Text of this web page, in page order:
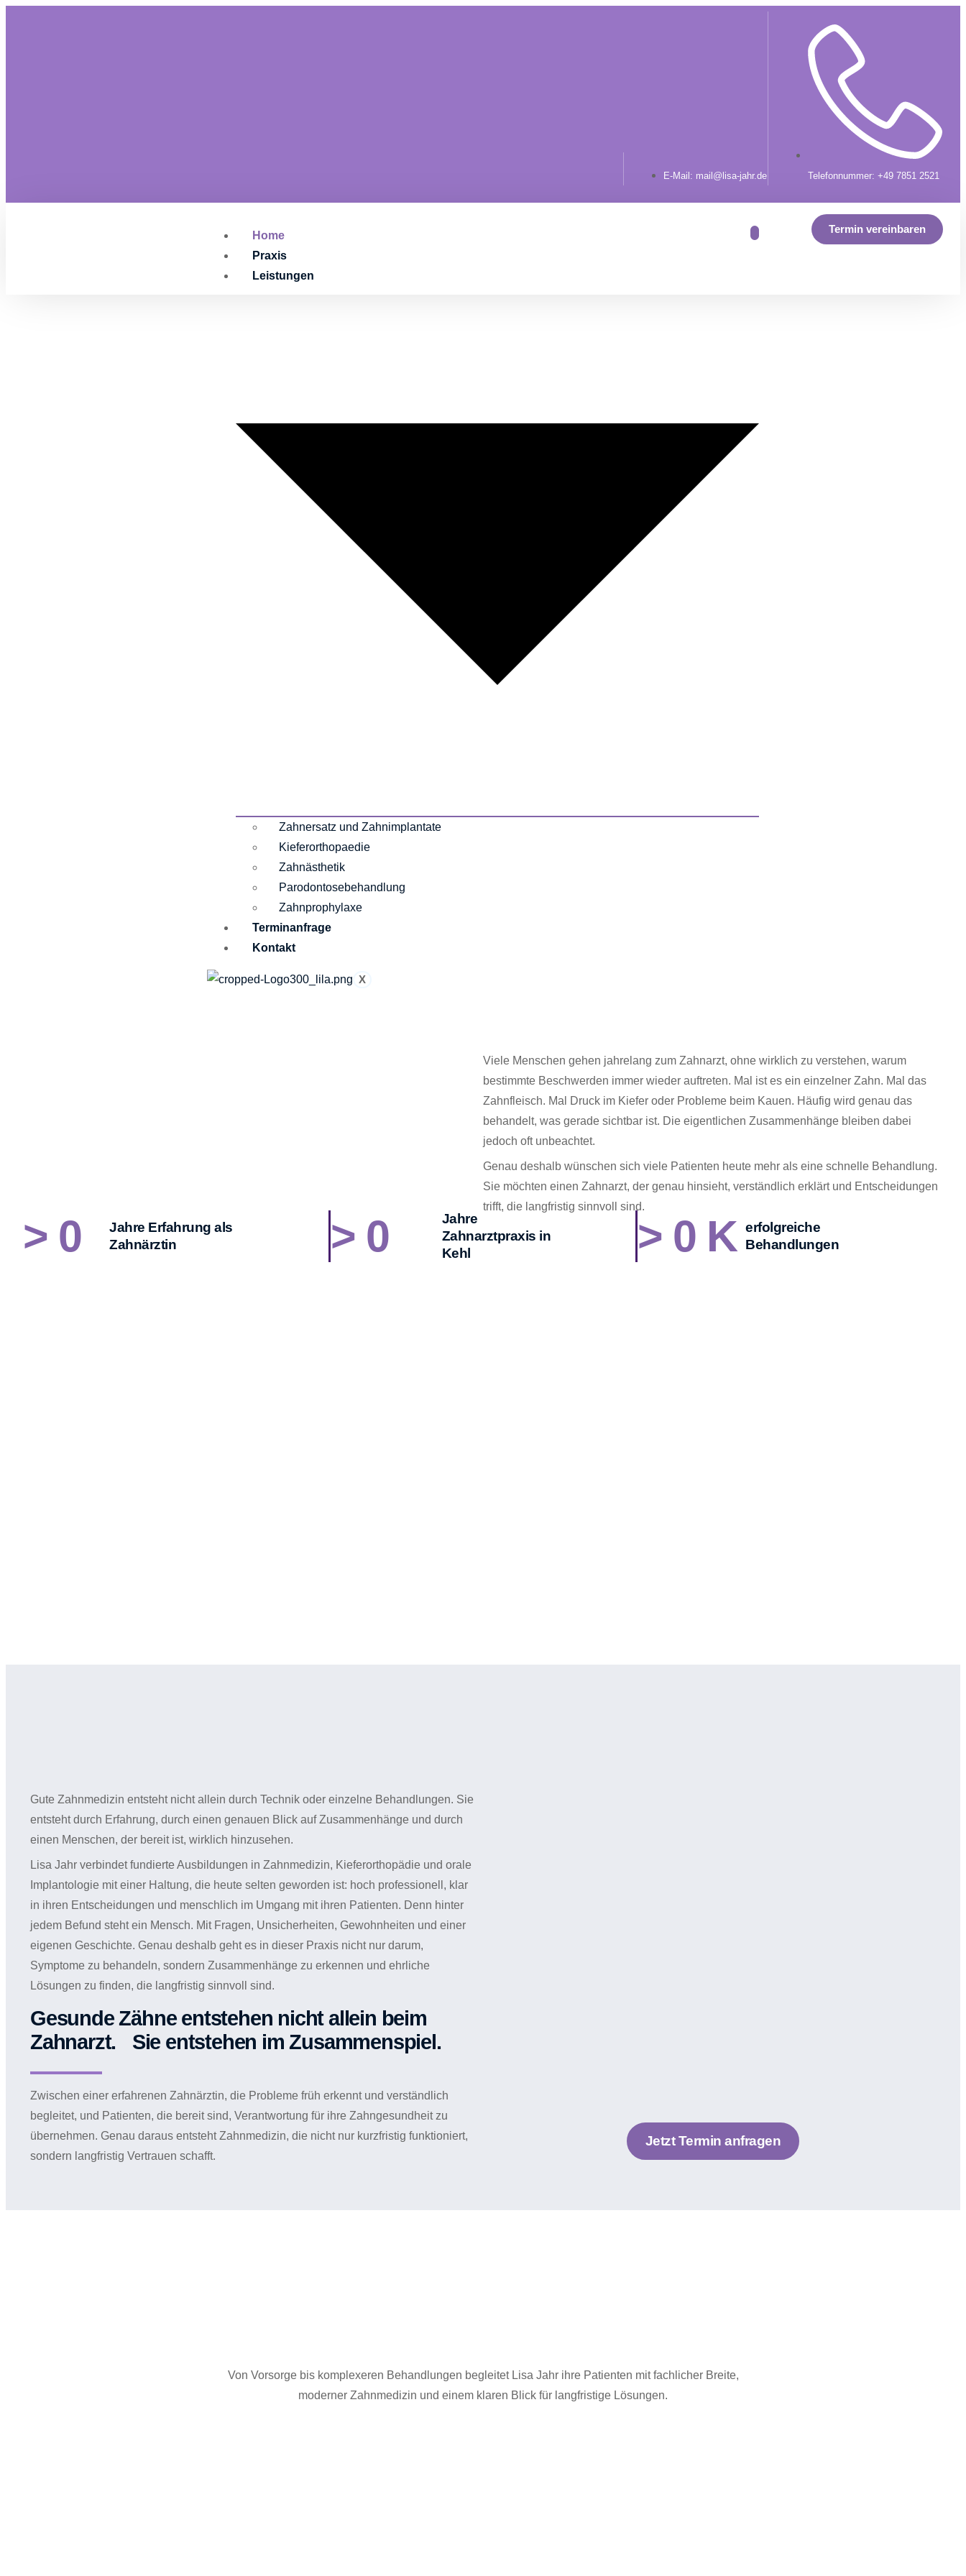
E-Mail: mail@lisa-jahr.de Telefonnummer: +49 7851 2521
Home
Praxis
Leistungen
Zahnersatz und Zahnimplantate
Kieferorthopaedie
Zahnästhetik
Parodontosebehandlung
Zahnprophylaxe
Terminanfrage
Kontakt
X
Termin vereinbaren
Viele Menschen gehen jahrelang zum Zahnarzt, ohne wirklich zu verstehen, warum
bestimmte Beschwerden immer wieder auftreten. Mal ist es ein einzelner Zahn. Mal das
Zahnfleisch. Mal Druck im Kiefer oder Probleme beim Kauen. Häufig wird genau das
behandelt, was gerade sichtbar ist. Die eigentlichen Zusammenhänge bleiben dabei
jedoch oft unbeachtet.
Genau deshalb wünschen sich viele Patienten heute mehr als eine schnelle Behandlung.
Sie möchten einen Zahnarzt, der genau hinsieht, verständlich erklärt und Entscheidungen
trifft, die langfristig sinnvoll sind.
> 0
Jahre Erfahrung als
Zahnärztin
> 0
Jahre
Zahnarztpraxis in
Kehl
> 0 K erfolgreiche
Behandlungen
Gute Zahnmedizin entsteht nicht allein durch Technik oder einzelne Behandlungen. Sie
entsteht durch Erfahrung, durch einen genauen Blick auf Zusammenhänge und durch
einen Menschen, der bereit ist, wirklich hinzusehen.
Lisa Jahr verbindet fundierte Ausbildungen in Zahnmedizin, Kieferorthopädie und orale
Implantologie mit einer Haltung, die heute selten geworden ist: hoch professionell, klar
in ihren Entscheidungen und menschlich im Umgang mit ihren Patienten. Denn hinter
jedem Befund steht ein Mensch. Mit Fragen, Unsicherheiten, Gewohnheiten und einer
eigenen Geschichte. Genau deshalb geht es in dieser Praxis nicht nur darum,
Symptome zu behandeln, sondern Zusammenhänge zu erkennen und ehrliche
Lösungen zu finden, die langfristig sinnvoll sind.
Gesunde Zähne entstehen nicht allein beim
Zahnarzt. Sie entstehen im Zusammenspiel.
Zwischen einer erfahrenen Zahnärztin, die Probleme früh erkennt und verständlich
begleitet, und Patienten, die bereit sind, Verantwortung für ihre Zahngesundheit zu
übernehmen. Genau daraus entsteht Zahnmedizin, die nicht nur kurzfristig funktioniert,
sondern langfristig Vertrauen schafft.
Jetzt Termin anfragen
Von Vorsorge bis komplexeren Behandlungen begleitet Lisa Jahr ihre Patienten mit fachlicher Breite,
moderner Zahnmedizin und einem klaren Blick für langfristige Lösungen.